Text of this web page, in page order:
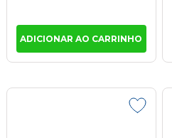
ADICIONAR AO CARRINHO